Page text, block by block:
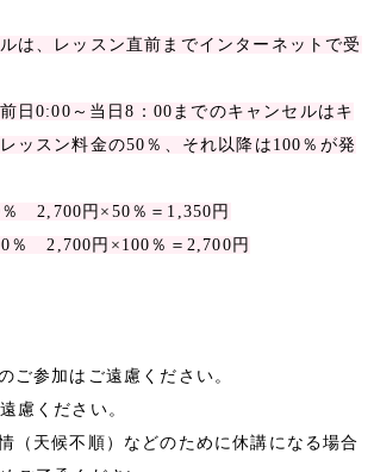
は、レッスン直前までインターネットで受
日0:00～当日8：00までのキャンセルはキ
ッスン料金の50％、それ以降は100％が発
％ 2,700円×50％＝1,350円
％ 2,700円×100％＝2,700円
ご参加はご遠慮ください。
慮ください。
（天候不順）などのために休講になる場合